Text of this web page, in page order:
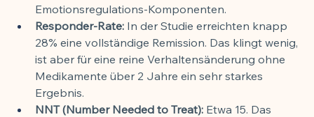
Emotionsregulations-Komponenten.
Responder-Rate: In der Studie erreichten knapp
28% eine vollständige Remission. Das klingt wenig,
ist aber für eine reine Verhaltensänderung ohne
Medikamente über 2 Jahre ein sehr starkes
Ergebnis.
NNT (Number Needed to Treat): Etwa 15. Das